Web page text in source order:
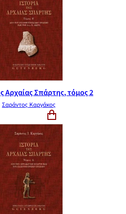
Αρχαίας Σπάρτης, τόμος 2
Σαράντος Καργάκος